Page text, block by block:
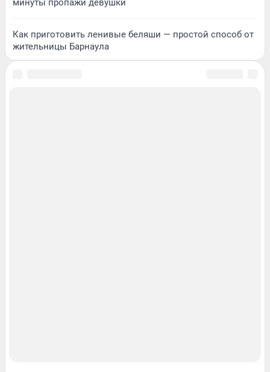
минуты пропажи девушки
Как приготовить ленивые беляши — простой способ от
жительницы Барнаула